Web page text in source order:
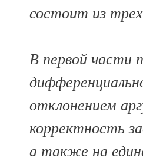
состоит из
В первой части
отклонением
корректность
а также на